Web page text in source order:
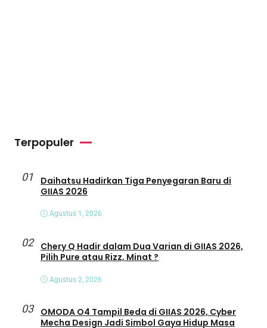
Terpopuler
01
Daihatsu Hadirkan Tiga Penyegaran Baru di
GIIAS 2026
Agustus 1, 2026
02
Chery Q Hadir dalam Dua Varian di GIIAS 2026,
Pilih Pure atau Rizz, Minat ?
Agustus 2, 2026
03
OMODA O4 Tampil Beda di GIIAS 2026, Cyber
Mecha Design Jadi Simbol Gaya Hidup Masa